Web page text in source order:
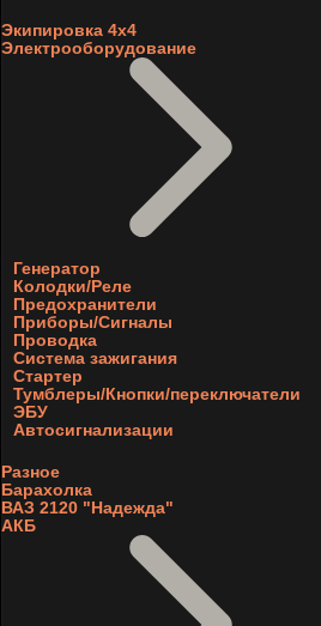
Экипировка 4х4
Электрооборудование
Генератор
Колодки/Реле
Предохранители
Приборы/Сигналы
Проводка
Система зажигания
Стартер
Тумблеры/Кнопки/переключатели
ЭБУ
Автосигнализации
Разное
Барахолка
ВАЗ 2120 "Надежда"
АКБ